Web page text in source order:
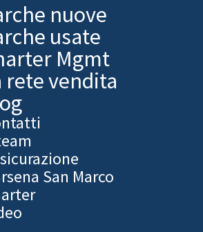
nuove
usate
Mgmt
rete vendita
San Marco